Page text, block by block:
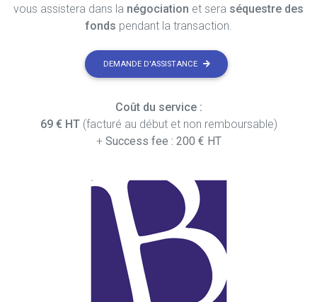
vous assistera dans la négociation et sera séquestre des
fonds pendant la transaction.
DEMANDE D'ASSISTANCE
Coût du service :
69 € HT(facturé au début et non remboursable)
+ Success fee : 200 € HT